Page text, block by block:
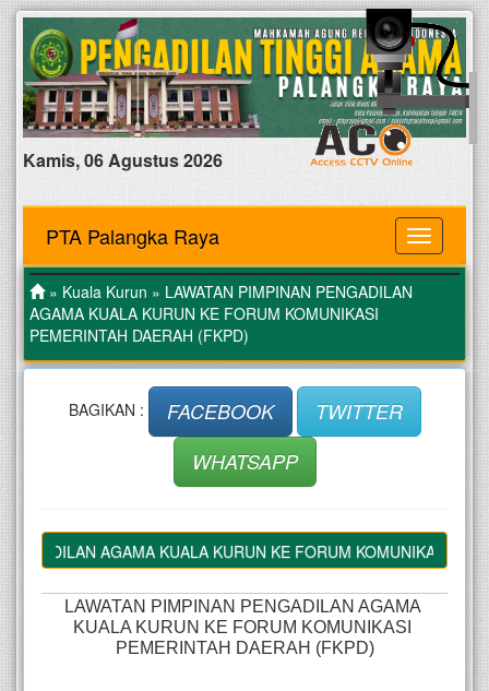
Kamis, 06 Agustus 2026
MENU
PTA Palangka Raya
» Kuala Kurun » LAWATAN PIMPINAN PENGADILAN
AGAMA KUALA KURUN KE FORUM KOMUNIKASI
PEMERINTAH DAERAH (FKPD)
BAGIKAN : FACEBOOK
TWITTER
WHATSAPP
AGAMA KUALA KURUN KE FORUM KOMUNIKASI
LAWATAN PIMPINAN PENGADILAN AGAMA
KUALA KURUN KE FORUM KOMUNIKASI
PEMERINTAH DAERAH (FKPD)